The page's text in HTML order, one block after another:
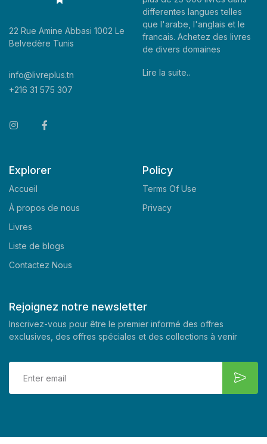
22 Rue Amine Abbasi 1002 Le
Belvedère Tunis
info@livreplus.tn
+216 31 575 307
differentes langues telles
que l'arabe, l'anglais et le
francais. Achetez des livres
de divers domaines
Lire la suite..
Explorer
Accueil
À propos de nous
Livres
Liste de blogs
Contactez Nous
Policy
Terms Of Use
Privacy
Rejoignez notre newsletter
Inscrivez-vous pour être le premier informé des offres
exclusives, des offres spéciales et des collections à venir